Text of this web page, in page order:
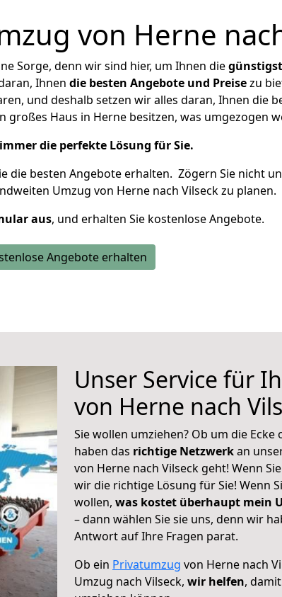
von Herne
Sorge, denn wir sind hier, um Ihnen die
Ihnen die besten Angebote und Preisezu
und deshalb setzen wir alles daran, Ihnen die
großes Haus in Herne besitzen, was umgezogen
die perfekte Lösung für Sie.
die besten Angebote erhalten. Zögern Sie nicht
Umzug von Herne nach Vilseck zu planen.
aus, und erhalten Sie kostenlose Angebote.
Angebote erhalten
Unser Service für
von Herne nach
Sie wollen umziehen? Ob um die
haben das richtige Netzwerkan
von Herne nach Vilseck geht! Wenn
wir die richtige Lösung für Sie! Wenn
wollen, was kostet überhaupt mein
– dann wählen Sie sie uns, denn wir
Antwort auf Ihre Fragen parat.
Ob ein Privatumzug von Herne nach
Umzug nach Vilseck, wir helfen,